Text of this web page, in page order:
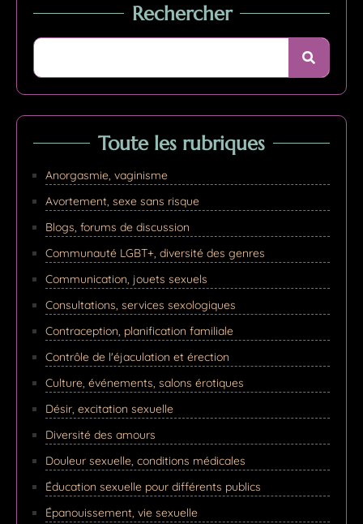
Rechercher
Toute les rubriques
Anorgasmie, vaginisme
Avortement, sexe sans risque
Blogs, forums de discussion
Communauté LGBT+, diversité des genres
Communication, jouets sexuels
Consultations, services sexologiques
Contraception, planification familiale
Contrôle de l'éjaculation et érection
Culture, événements, salons érotiques
Désir, excitation sexuelle
Diversité des amours
Douleur sexuelle, conditions médicales
Éducation sexuelle pour différents publics
Épanouissement, vie sexuelle